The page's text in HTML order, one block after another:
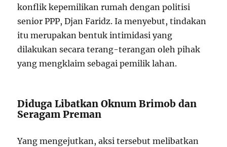
konflik kepemilikan rumah dengan politisi
senior PPP, Djan Faridz. Ia menyebut, tindakan
itu merupakan bentuk intimidasi yang
dilakukan secara terang-terangan oleh pihak
yang mengklaim sebagai pemilik lahan.
Diduga Libatkan Oknum Brimob dan
Seragam Preman
Yang mengejutkan, aksi tersebut melibatkan